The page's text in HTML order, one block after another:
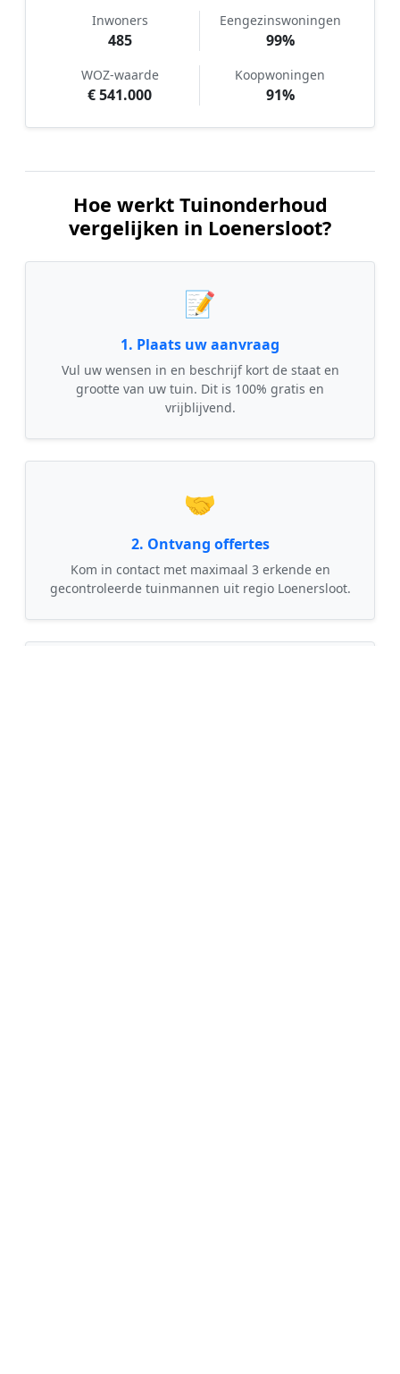
Inwoners
485
Eengezinswoningen
99%
WOZ-waarde
€ 541.000
Koopwoningen
91%
Hoe werkt Tuinonderhoud
vergelijken in Loenersloot?
📝
1. Plaats uw aanvraag
Vul uw wensen in en beschrijf kort de staat en
grootte van uw tuin. Dit is 100% gratis en
vrijblijvend.
🤝
2. Ontvang offertes
Kom in contact met maximaal 3 erkende en
gecontroleerde tuinmannen uit regio Loenersloot.